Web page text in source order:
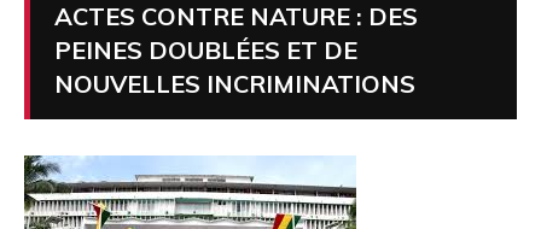
ACTES CONTRE NATURE : DES
PEINES DOUBLÉES ET DE
NOUVELLES INCRIMINATIONS